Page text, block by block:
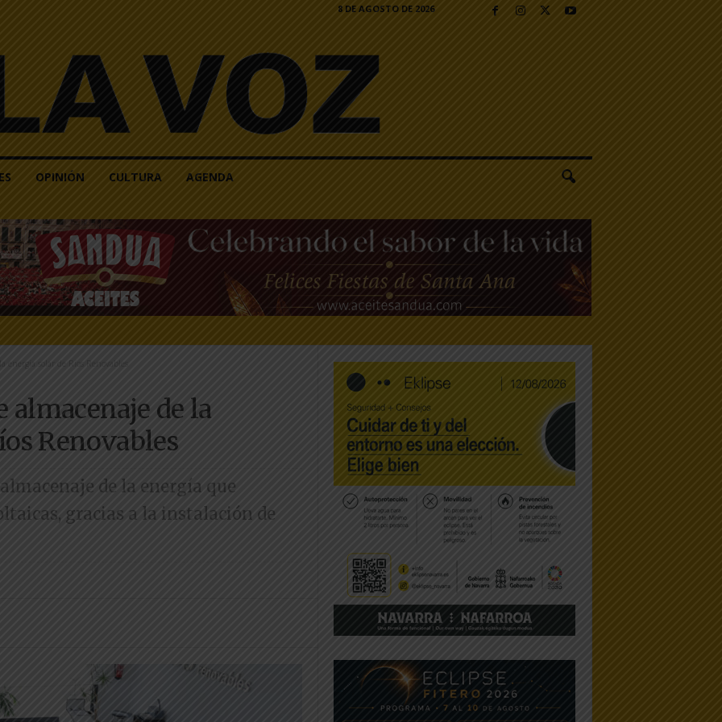
8 DE AGOSTO DE 2026
OPINIÓN CULTURA AGENDA
energía solar de Ríos Renovables
almacenaje de la
Renovables
de la energía que
gracias a la instalación de